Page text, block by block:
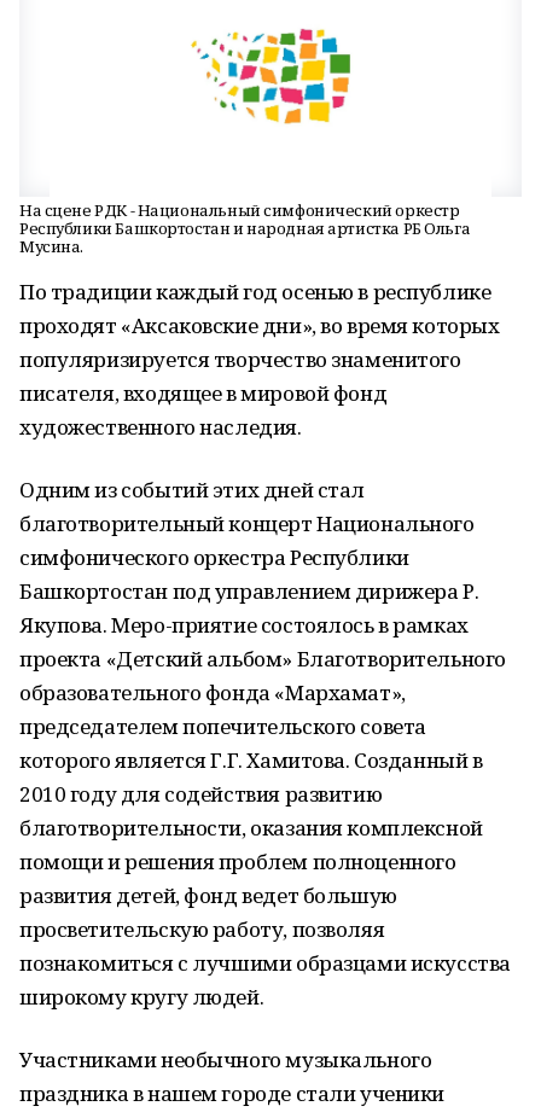
На сцене РДК - Национальный симфонический оркестр
Республики Башкортостан и народная артистка РБ Ольга
Мусина.
По традиции каждый год осенью в республике
проходят «Аксаковские дни», во время которых
популяризируется творчество знаменитого
писателя, входящее в мировой фонд
художественного наследия.
Одним из событий этих дней стал
благотворительный концерт Национального
симфонического оркестра Республики
Башкортостан под управлением дирижера Р.
Якупова. Меро-приятие состоялось в рамках
проекта «Детский альбом» Благотворительного
образовательного фонда «Мархамат»,
председателем попечительского совета
которого является Г.Г. Хамитова. Созданный в
2010 году для содействия развитию
благотворительности, оказания комплексной
помощи и решения проблем полноценного
развития детей, фонд ведет большую
просветительскую работу, позволяя
познакомиться с лучшими образцами искусства
широкому кругу людей.
Участниками необычного музыкального
праздника в нашем городе стали ученики